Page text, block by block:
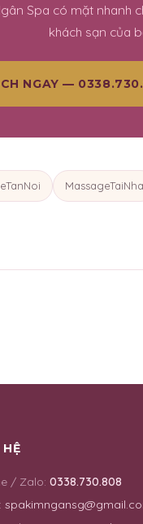
Spa có mặt nhanh
khách sạn của
NGAY —
MassageTaiNha
HỆ
/ Zalo: 0338.730.808